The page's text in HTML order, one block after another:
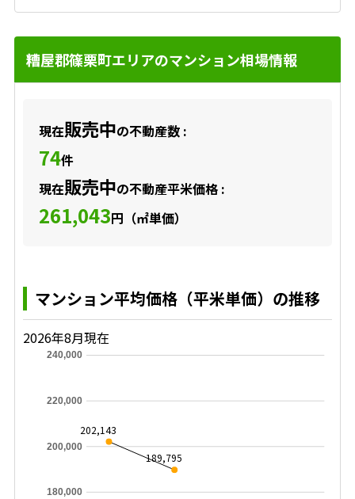
糟屋郡篠栗町エリアのマンション相場情報
現在販売中の不動産数 :
74件
現在販売中の不動産平米価格 :
261,043円（㎡単価）
マンション平均価格（平米単価）の推移
2026年8月現在
180,000
200,000
220,000
240,000
202,143
189,795